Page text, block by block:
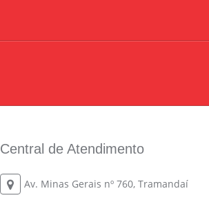
Central de Atendimento
Av. Minas Gerais nº 760, Tramandaí